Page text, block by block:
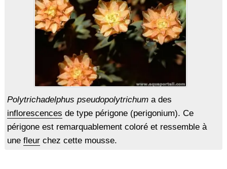
Polytrichadelphus pseudopolytrichuma des
inflorescences de type périgone (perigonium). Ce
périgone est remarquablement coloré et ressemble à
une fleurchez cette mousse.